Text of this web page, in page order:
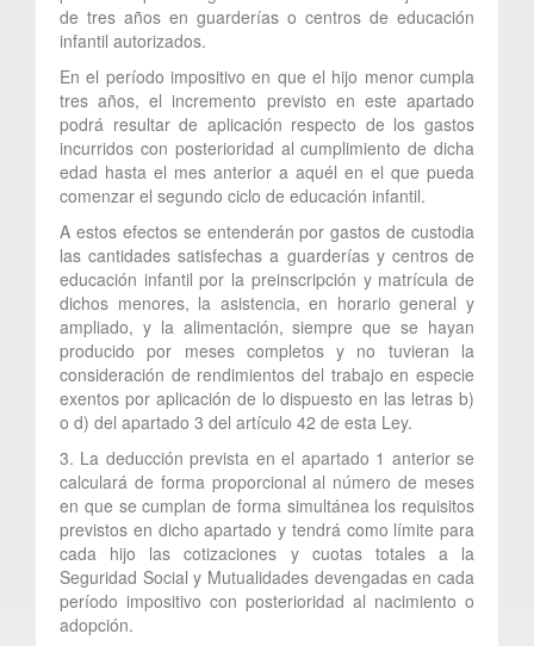
de tres años en guarderías o centros de educación
infantil autorizados.
En el período impositivo en que el hijo menor cumpla
tres años, el incremento previsto en este apartado
podrá resultar de aplicación respecto de los gastos
incurridos con posterioridad al cumplimiento de dicha
edad hasta el mes anterior a aquél en el que pueda
comenzar el segundo ciclo de educación infantil.
A estos efectos se entenderán por gastos de custodia
las cantidades satisfechas a guarderías y centros de
educación infantil por la preinscripción y matrícula de
dichos menores, la asistencia, en horario general y
ampliado, y la alimentación, siempre que se hayan
producido por meses completos y no tuvieran la
consideración de rendimientos del trabajo en especie
exentos por aplicación de lo dispuesto en las letras b)
o d) del apartado 3 del artículo 42 de esta Ley.
3. La deducción prevista en el apartado 1 anterior se
calculará de forma proporcional al número de meses
en que se cumplan de forma simultánea los requisitos
previstos en dicho apartado y tendrá como límite para
cada hijo las cotizaciones y cuotas totales a la
Seguridad Social y Mutualidades devengadas en cada
período impositivo con posterioridad al nacimiento o
adopción.